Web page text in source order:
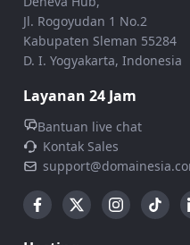
Jl. Rogoyudan 1 No.2
Kabupaten Sleman 55284
D. I. Yogyakarta, Indonesia
Layanan 24 Jam
Bantuan live chat
Kontak Sales